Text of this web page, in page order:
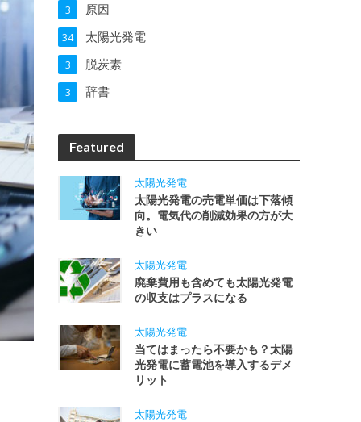
原因
3
太陽光発電
34
脱炭素
3
辞書
3
Featured
太陽光発電
太陽光発電の売電単価は下落傾
向。電気代の削減効果の方が大
きい
太陽光発電
廃棄費用も含めても太陽光発電
の収支はプラスになる
太陽光発電
当てはまったら不要かも？太陽
光発電に蓄電池を導入するデメ
リット
太陽光発電